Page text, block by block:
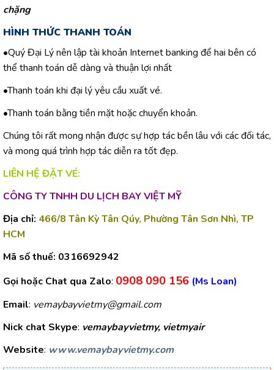
chặng
HÌNH THỨC THANH TOÁN
•Quý Đại Lý nên lập tài khoản Internet banking để hai bên có
thể thanh toán dễ dàng và thuận lợi nhất
•Thanh toán khi đại lý yêu cầu xuất vé.
•Thanh toán bằng tiền mặt hoặc chuyển khoản.
Chúng tôi rất mong nhận được sự hợp tác bền lâu với các đối tác,
và mong quá trình hợp tác diễn ra tốt đẹp.
LIÊN HỆ ĐẶT VÉ:
CÔNG TY TNHH DU LỊCH BAY VIỆT MỸ
Địa chỉ: 466/8 Tân Kỳ Tân Qúy, Phường Tân Sơn Nhì, TP
HCM
Mã số thuế: 0316692942
Gọi hoặc Chat qua Zalo: 0908 090 156 (Ms Loan)
Email: vemaybayvietmy@gmail.com
Nick chat Skype: vemaybayvietmy, vietmyair
Website: www.vemaybayvietmy.com